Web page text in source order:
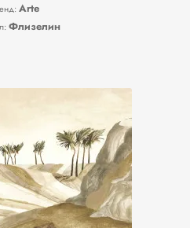
Arte
Флизелин